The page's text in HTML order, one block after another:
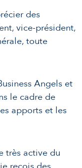
des
vice-président,
toute
Angels et
le cadre de
apports et les
très active du